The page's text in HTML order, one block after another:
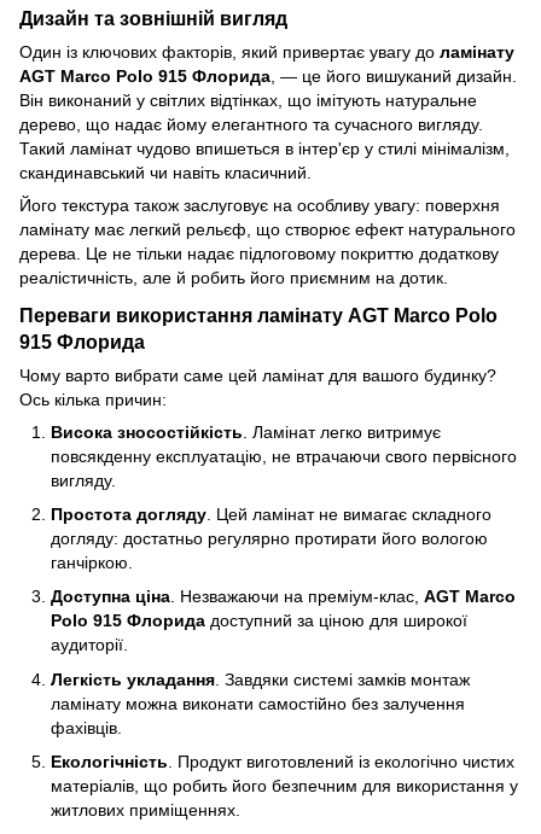
Дизайн та зовнішній вигляд
Один із ключових факторів, який привертає увагу до ламінату
AGT Marco Polo 915 Флорида , — це його вишуканий дизайн.
Він виконаний у світлих відтінках, що імітують натуральне
дерево, що надає йому елегантного та сучасного вигляду.
Такий ламінат чудово впишеться в інтер'єр у стилі мінімалізм,
скандинавський чи навіть класичний.
Його текстура також заслуговує на особливу увагу: поверхня
ламінату має легкий рельєф, що створює ефект натурального
дерева. Це не тільки надає підлоговому покриттю додаткову
реалістичність, але й робить його приємним на дотик.
Переваги використання ламінату AGT Marco Polo
915 Флорида
Чому варто вибрати саме цей ламінат для вашого будинку?
Ось кілька причин:
Висока зносостійкість . Ламінат легко витримує
повсякденну експлуатацію, не втрачаючи свого первісного
вигляду.
Простота догляду . Цей ламінат не вимагає складного
догляду: достатньо регулярно протирати його вологою
ганчіркою.
Доступна ціна. Незважаючи на преміум-клас, AGT Marco
Polo 915 Флорида доступний за ціною для широкої
аудиторії.
Легкість укладання . Завдяки системі замків монтаж
ламінату можна виконати самостійно без залучення
фахівців.
Екологічність . Продукт виготовлений із екологічно чистих
матеріалів, що робить його безпечним для використання у
житлових приміщеннях.